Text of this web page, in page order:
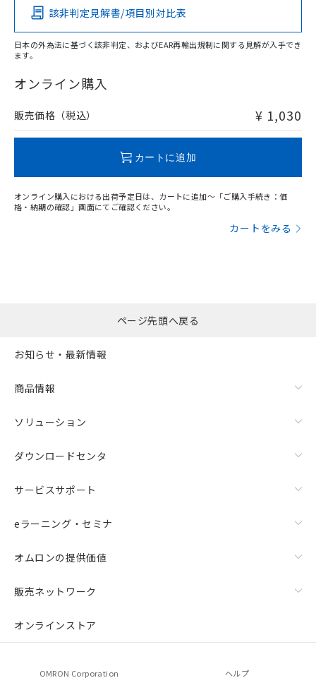
O
在庫等で未対応品が混在する可能性があります。
問い合わせください。
該非判定見解書/項目別対比表
日本の外為法に基づく該非判定、およびEAR再輸出規制に関する見解が入手でき
ます。
オンライン購入
販売価格（税込） ¥ 1,030
カートに追加
オンライン購入における出荷予定日は、カートに追加～「ご購入手続き：価
格・納期の確認」画面にてご確認ください。
カートをみる
ページ先頭へ戻る
お知らせ・最新情報
商品情報
ソリューション
ダウンロードセンタ
サービスサポート
eラーニング・セミナ
オムロンの提供価値
販売ネットワーク
オンラインストア
OMRON Corporation ヘルプ